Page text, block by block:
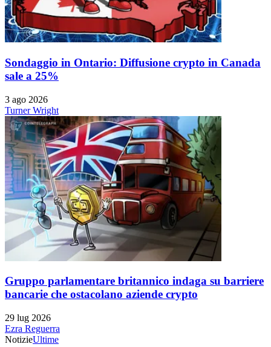
Sondaggio in Ontario: Diffusione crypto in Canada
sale a 25%
3 ago 2026
Turner Wright
Gruppo parlamentare britannico indaga su barriere
bancarie che ostacolano aziende crypto
29 lug 2026
Ezra Reguerra
NotizieUltime